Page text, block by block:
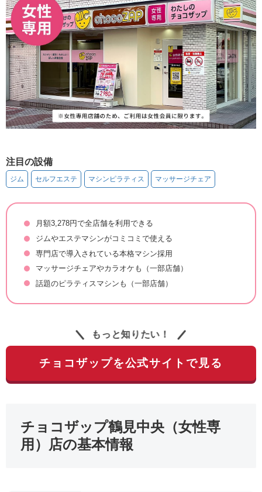
注目の設備
ジム セルフエステ マシンピラティス マッサージチェア
月額3,278円で全店舗を利用できる
ジムやエステマシンがコミコミで使える
専門店で導入されている本格マシン採用
マッサージチェアやカラオケも（一部店舗）
話題のピラティスマシンも（一部店舗）
もっと知りたい！
チョコザップを公式サイトで見る
チョコザップ鶴見中央（女性専
用）店の基本情報